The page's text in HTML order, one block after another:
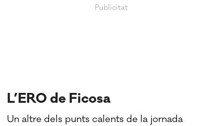
L’ERO de Ficosa
Un altre dels punts calents de la jornada